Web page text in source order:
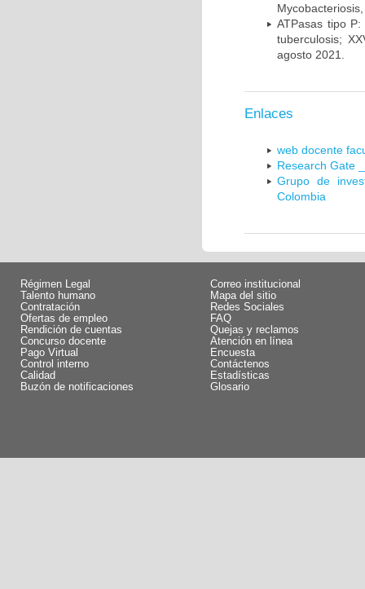
ATPasas tipo
tuberculosis;
agosto 2021.
Enlaces
web docente
Research Gate
Grupo de
Colombia
Régimen Legal
Talento humano
Contratación
Ofertas de empleo
Rendición de cuentas
Concurso docente
Pago Virtual
Control interno
Calidad
Buzón de notificaciones
Correo institucional
Mapa del sitio
Redes Sociales
FAQ
Quejas y reclamos
Atención en línea
Encuesta
Contáctenos
Estadísticas
Glosario